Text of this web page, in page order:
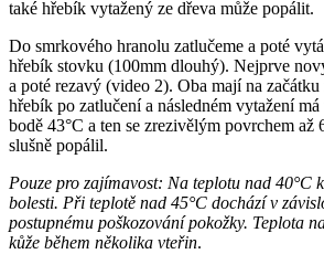
také hřebík vytažený ze dřeva může popálit.
Do smrkového hranolu zatlučeme a poté
hřebík stovku (100mm dlouhý). Nejprve
a poté rezavý (video 2). Oba mají na
hřebík po zatlučení a následném vytažení
bodě 43°C a ten se zrezivělým povrchem až
slušně popálil.
Pouze pro zajímavost: Na teplotu nad 40°C
bolesti. Při teplotě nad 45°C dochází v
postupnému poškozování pokožky. Teplota
kůže během několika vteřin.